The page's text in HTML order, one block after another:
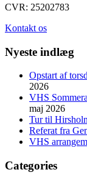
CVR: 25202783
Kontakt os
Nyeste indlæg
Opstart af
2026
VHS
maj 2026
Tur til
Referat fra
VHS
Categories